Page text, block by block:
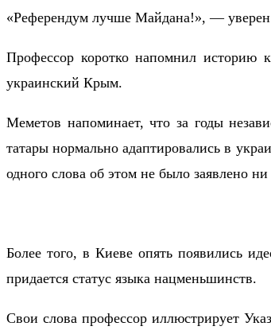
«Референдум лучше Майдана!», —
Профессор коротко напомнил историю
украинский Крым.
Меметов напоминает, что за годы
татары нормально адаптировались в
одного слова об этом не было заявлено
Более того, в Киеве опять появились
придается статус языка нацменьшинств.
Свои слова профессор иллюстрирует